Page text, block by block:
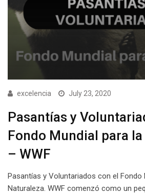
excelencia July 23, 2020
Pasantías y
Fondo Mundial para
– WWF
Pasantías y Voluntariados con el Fondo
Naturaleza. WWF comenzó como un